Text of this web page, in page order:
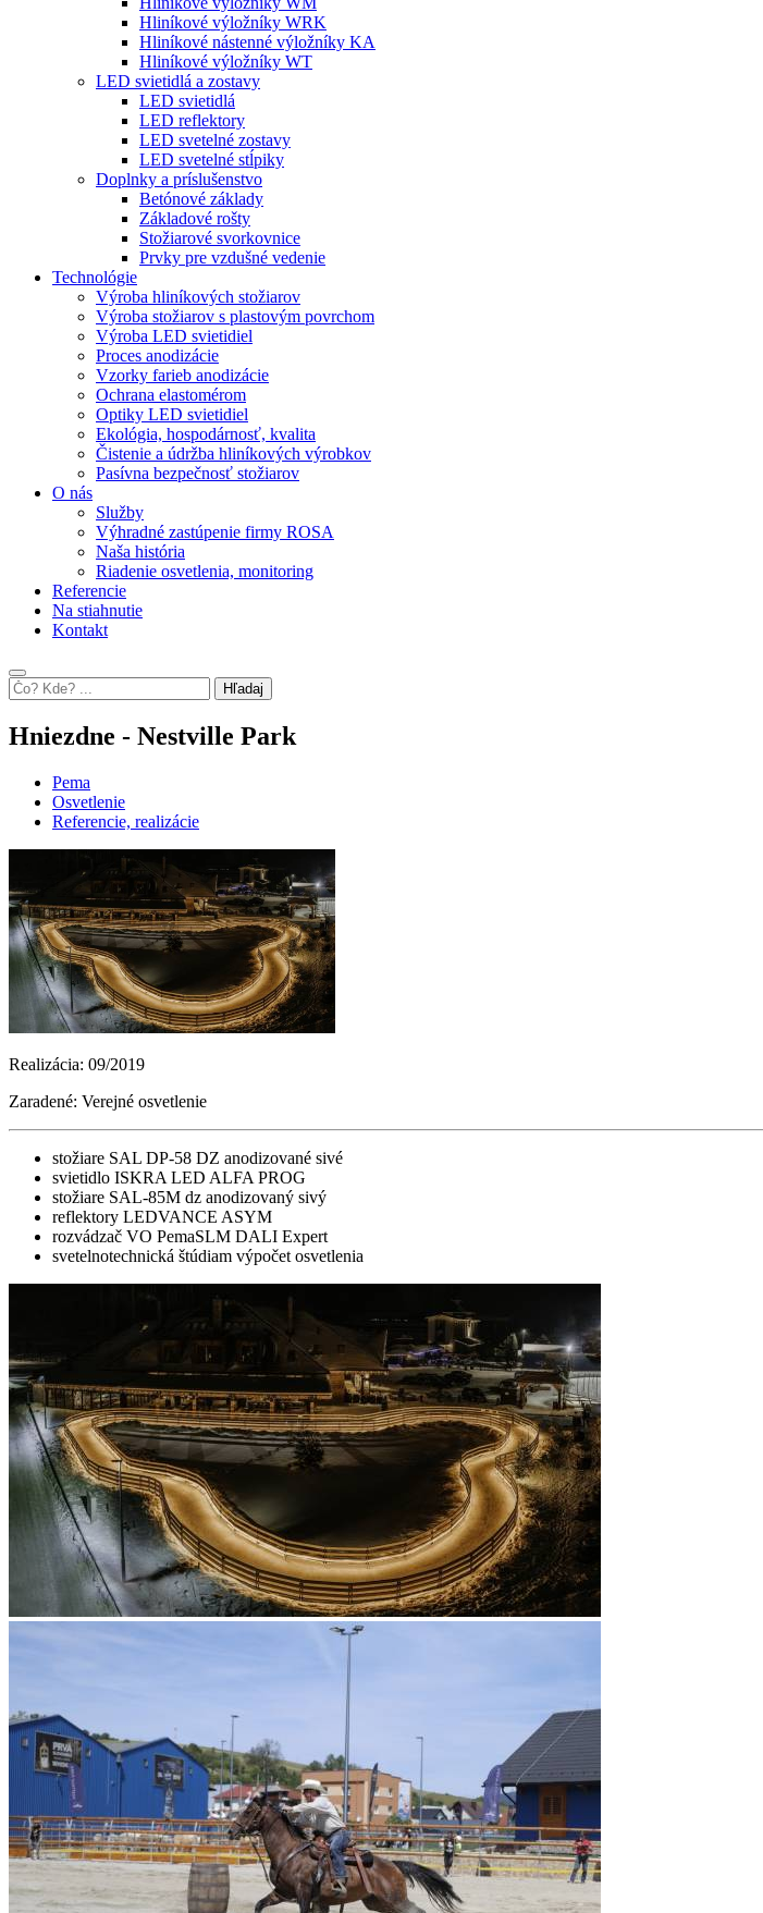
Hliníkové výložníky WRK
Hliníkové nástenné výložníky KA
Hliníkové výložníky WT
LED svietidlá a zostavy
LED svietidlá
LED reflektory
LED svetelné zostavy
LED svetelné stĺpiky
Doplnky a príslušenstvo
Betónové základy
Základové rošty
Stožiarové svorkovnice
Prvky pre vzdušné vedenie
Technológie
Výroba hliníkových stožiarov
Výroba stožiarov s plastovým povrchom
Výroba LED svietidiel
Proces anodizácie
Vzorky farieb anodizácie
Ochrana elastomérom
Optiky LED svietidiel
Ekológia, hospodárnosť, kvalita
Čistenie a údržba hliníkových výrobkov
Pasívna bezpečnosť stožiarov
O nás
Služby
Výhradné zastúpenie firmy ROSA
Naša história
Riadenie osvetlenia, monitoring
Referencie
Na stiahnutie
Kontakt
Hľadaj
Hniezdne - Nestville Park
Pema
Osvetlenie
Referencie, realizácie
Realizácia: 09/2019
Zaradené: Verejné osvetlenie
stožiare SAL DP-58 DZ anodizované sivé
svietidlo ISKRA LED ALFA PROG
stožiare SAL-85M dz anodizovaný sivý
reflektory LEDVANCE ASYM
rozvádzač VO PemaSLM DALI Expert
svetelnotechnická štúdiam výpočet osvetlenia